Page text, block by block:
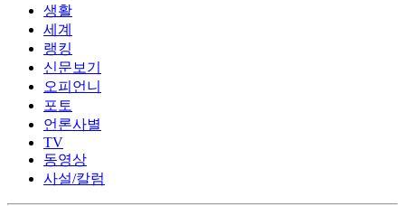
생활
세계
랭킹
신문보기
오피언니
포토
언론사별
TV
동영상
사설/칼럼